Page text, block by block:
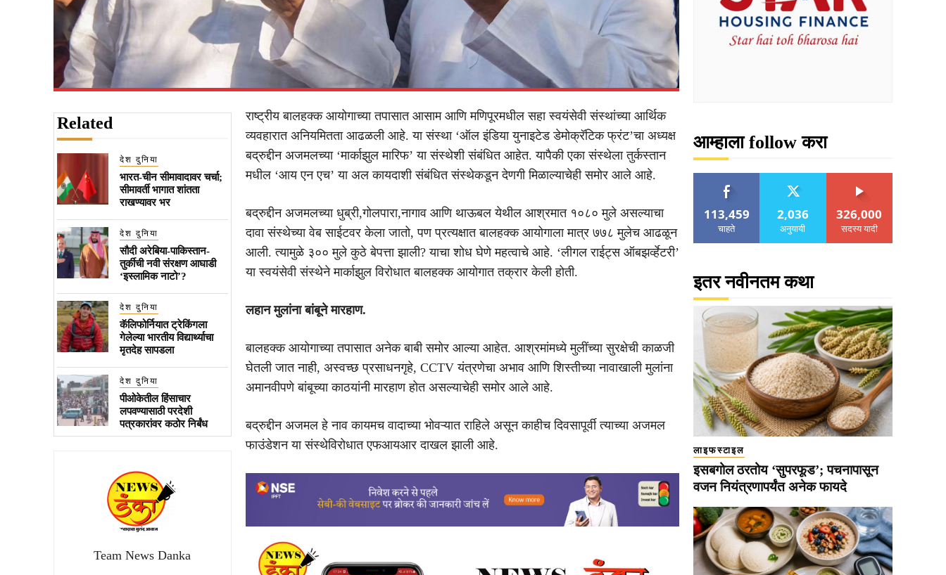
Related
देश दुनिया
भारत-चीन सीमावादावर चर्चा;
सीमावर्ती भागात शांतता
राखण्यावर भर
देश दुनिया
सौदी अरेबिया-पाकिस्तान-
तुर्कीची नवी संरक्षण आघाडी
‘इस्लामिक नाटो’?
देश दुनिया
कॅलिफोर्नियात ट्रेकिंगला
गेलेल्या भारतीय विद्यार्थ्याचा
मृतदेह सापडला
देश दुनिया
पीओकेतील हिंसाचार
लपवण्यासाठी परदेशी
पत्रकारांवर कठोर निर्बंध
Team News Danka
राष्ट्रीय बालहक्क आयोगाच्या तपासात आसाम आणि मणिपूरमधील सहा स्वयंसेवी संस्थांच्या आर्थिक
व्यवहारात अनियमितता आढळली आहे. या संस्था ‘ऑल इंडिया युनाइटेड डेमोक्रॅटिक फ्रंट’चा अध्यक्ष
बद्रुद्दीन अजमलच्या ‘मार्काझुल मारिफ’ या संस्थेशी संबंधित आहेत. यापैकी एका संस्थेला तुर्कस्तान
मधील ‘आय एन एच’ या अल कायदाशी संबंधित संस्थेकडून देणगी मिळाल्याचेही समोर आले आहे.
बद्रुद्दीन अजमलच्या धुब्री,गोलपारा,नागाव आणि थाऊबल येथील आश्रमात १०८० मुले असल्याचा
दावा संस्थेच्या वेब साईटवर केला जातो, पण प्रत्यक्षात बालहक्क आयोगाला मात्र ७७८ मुलेच आढळून
आली. त्यामुळे ३०० मुले कुठे बेपत्ता झाली? याचा शोध घेणे महत्वाचे आहे. ‘लीगल राईट्स ऑबझर्व्हेटरी’
या स्वयंसेवी संस्थेने मार्काझुल विरोधात बालहक्क आयोगात तक्रार केली होती.
लहान मुलांना बांबूने मारहाण.
बालहक्क आयोगाच्या तपासात अनेक बाबी समोर आल्या आहेत. आश्रमांमध्ये मुलींच्या सुरक्षेची काळजी
घेतली जात नाही, अस्वच्छ प्रसाधनगृहे, CCTV यंत्रणेचा अभाव आणि शिस्तीच्या नावाखाली मुलांना
अमानवीपणे बांबूच्या काठयांनी मारहाण होत असल्याचेही समोर आले आहे.
बद्रुद्दीन अजमल हे नाव कायमच वादाच्या भोवऱ्यात राहिले असून काहीच दिवसापूर्वी त्याच्या अजमल
फाउंडेशन या संस्थेविरोधात एफआयआर दाखल झाली आहे.
आम्हाला follow करा
113,459
चाहते
2,036
अनुयायी
326,000
सदस्य यादी
इतर नवीनतम कथा
लाइफस्टाइल
इसबगोल ठरतोय ‘सुपरफूड’; पचनापासून
वजन नियंत्रणापर्यंत अनेक फायदे